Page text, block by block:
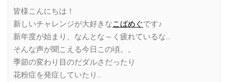
皆様こんにちは！
新しいチャレンジが大好きなこばめぐです♪
新年度が始まり、なんとな～く疲れているな…
そんな声が聞こえる今日この頃。。
季節の変わり目のだダルさだったり
花粉症を発症していたり…